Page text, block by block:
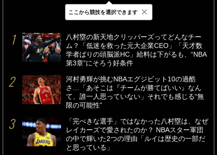
最新 24時間 週間
八村塁の新天地クリッパーズってどんなチー
ム？「低迷を救った元大企業CEO」「天才数
学者ばりの頭脳派HC」給料は下がるも、“NBA
第3章”にそろう好条件
河村勇輝が挑むNBAエグジビット10の過酷
さ…「あそこは『チームが勝てばいい』なん
て、誰一人思っていない」それでも感じる“無
限の可能性”
「完ぺきな選手」ではなかった八村塁は、なぜ
レイカーズで愛されたのか？ NBAスター軍団
の中で輝いた2つの理由「ルイは歴史の一部だ
と思っている」
ここから競技を選択できます ×